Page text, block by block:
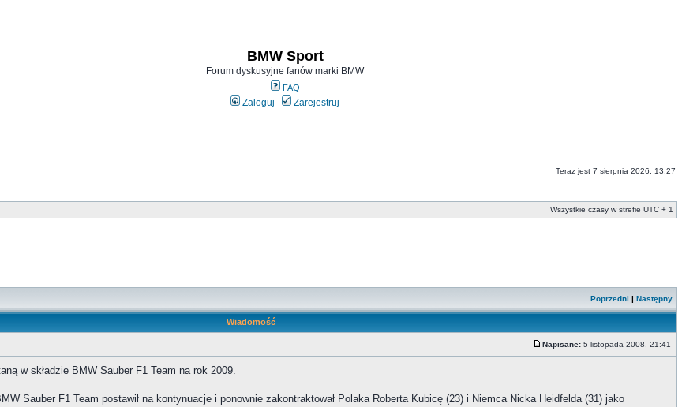
BMW Sport
Forum dyskusyjne fanów marki BMW
FAQ
Zaloguj Zarejestruj
Teraz jest 7 sierpnia 2026, 13:27
Wszystkie czasy w strefie UTC + 1
Poprzedni | Następny
Wiadomość
Napisane: 5 listopada 2008, 21:41
w składzie BMW Sauber F1 Team na rok 2009.
Sauber F1 Team postawił na kontynuacje i ponownie zakontraktował Polaka Roberta Kubicę (23) i Niemca Nicka Heidfelda (31) jako